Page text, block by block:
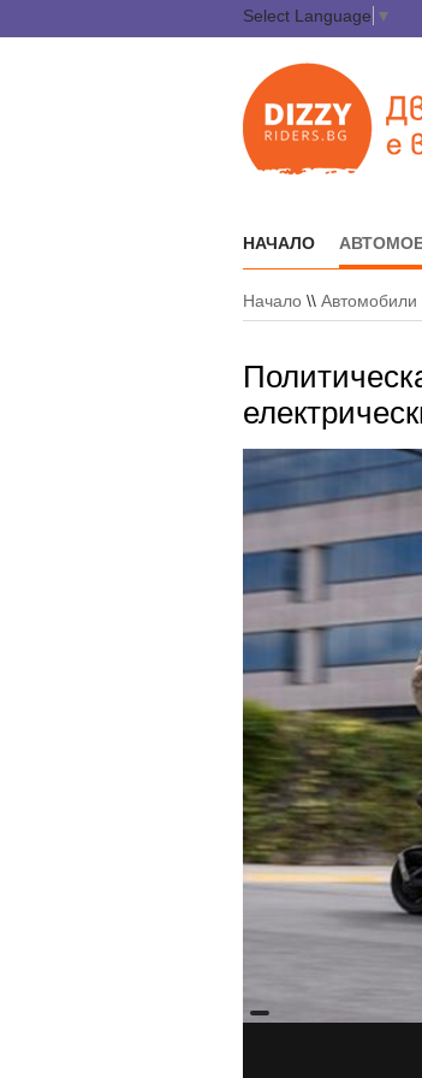
Select Language ▼
НАЧАЛО
Начало \\ Автомобили